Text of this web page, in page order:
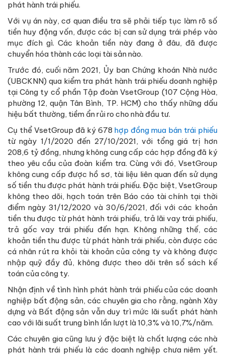
phát hành trái phiếu.
Với vụ án này, cơ quan điều tra sẽ phải tiếp tục làm rõ số
tiền huy động vốn, được các bị can sử dụng trái phép vào
mục đích gì. Các khoản tiền này đang ở đâu, đã được
chuyển hóa thành các loại tài sản nào.
Trước đó, cuối năm 2021, Ủy ban Chứng khoán Nhà nước
(UBCKNN) qua kiểm tra phát hành trái phiếu doanh nghiệp
tại Công ty cổ phần Tập đoàn VsetGroup (107 Cộng Hòa,
phường 12, quận Tân Bình, TP. HCM) cho thấy những dấu
hiệu bất thường, tiềm ẩn rủi ro cho nhà đầu tư.
Cụ thể VsetGroup đã ký 678 hợp đồng mua bán trái phiếu
từ ngày 1/1/2020 đến 27/10/2021, với tổng giá trị hơn
208,6 tỷ đồng, nhưng không cung cấp các hợp đồng đã ký
theo yêu cầu của đoàn kiểm tra. Cùng với đó, VsetGroup
không cung cấp được hồ sơ, tài liệu liên quan đến sử dụng
số tiền thu được phát hành trái phiếu. Đặc biệt, VsetGroup
không theo dõi, hạch toán trên Báo cáo tài chính tại thời
điểm ngày 31/12/2020 và 30/6/2021, đối với các khoản
tiền thu được từ phát hành trái phiếu, trả lãi vay trái phiếu,
trả gốc vay trái phiếu đến hạn. Không những thế, các
khoản tiền thu được từ phát hành trái phiếu, còn được các
cá nhân rút ra khỏi tài khoản của công ty và không được
nhập quỹ đầy đủ, không được theo dõi trên sổ sách kế
toán của công ty.
Nhận định về tình hình phát hành trái phiếu của các doanh
nghiệp bất động sản, các chuyên gia cho rằng, ngành Xây
dựng và Bất động sản vẫn duy trì mức lãi suất phát hành
cao với lãi suất trung bình lần lượt là 10,3% và 10,7%/năm.
Các chuyên gia cũng lưu ý đặc biệt là chất lượng các nhà
phát hành trái phiếu là các doanh nghiệp chưa niêm yết.